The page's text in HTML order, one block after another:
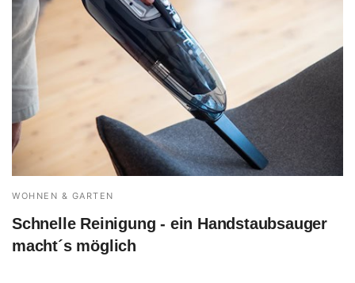
WOHNEN & GARTEN
Schnelle Reinigung - ein Handstaubsauger
macht´s möglich